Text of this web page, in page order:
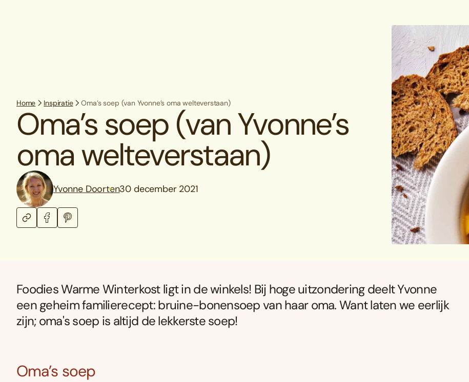
Home Inspiratie Oma’s soep (van Yvonne’s oma welteverstaan)
Oma’s soep (van Yvonne’s
oma welteverstaan)
Yvonne Doorten30 december 2021
Foodies Warme Winterkost ligt in de winkels! Bij hoge uitzondering deelt Yvonne
een geheim familierecept: bruine-bonensoep van haar oma. Want laten we eerlijk
zijn; oma's soep is altijd de lekkerste soep!
Oma’s soep